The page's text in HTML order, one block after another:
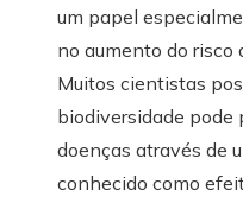
um papel
no aumento do risco
Muitos cientistas
biodiversidade pode
doenças através de
conhecido como